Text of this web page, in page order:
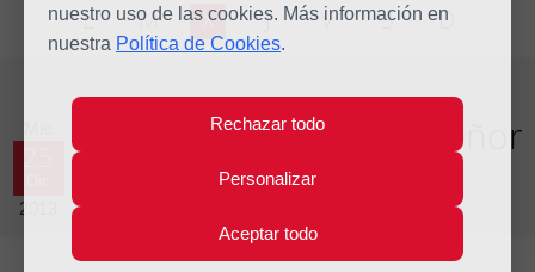
nuestro uso de las cookies. Más información en
nuestra Política de Cookies.
Rechazar todo
Personalizar
Aceptar todo
L M X J V S D
2013
Homilía Natividad del Señor